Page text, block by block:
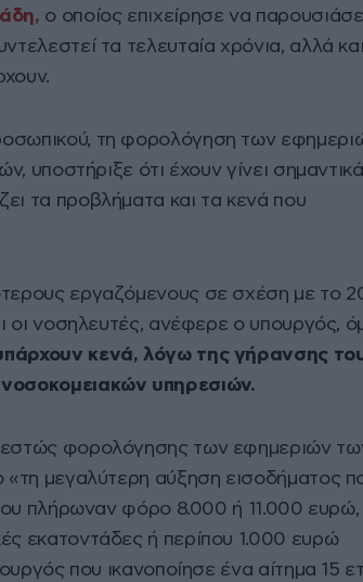
ο οποίος επιχείρησε να
τα τελευταία χρόνια, αλλά και
τη φορολόγηση των
υποστήριξε ότι έχουν γίνει σημαντικά
τα προβλήματα και τα κενά που
εργαζόμενους σε σχέση με το
οι νοσηλευτές, ανέφερε ο υπουργός,
κενά, λόγω της γήρανσης
υπηρεσιών.
φορολόγησης των εφημεριών
μεγαλύτερη αύξηση εισοδήματος
πλήρωναν φόρο 8.000 ή 11.000 ευρώ,
εκατοντάδες ή περίπου 1.000 ευρώ
που ικανοποίησε ένα αίτημα 15